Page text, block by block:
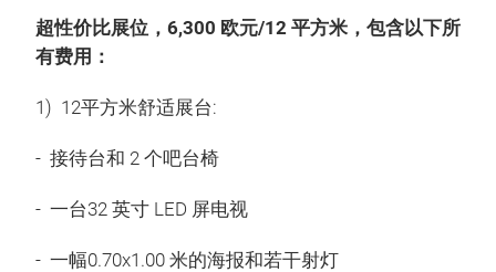
超性价比展位，6,300 欧元/12 平方米，包含以下所
有费用：
1) 12平方米舒适展台:
- 接待台和 2 个吧台椅
- 一台32 英寸 LED 屏电视
- 一幅0.70x1.00 米的海报和若干射灯